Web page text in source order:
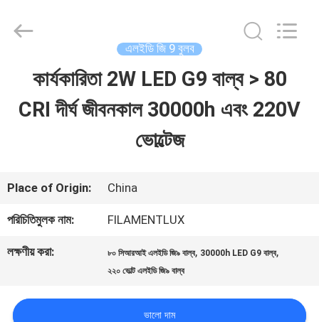
আমাদের
সম্পর্কে
ভ্রমণ
Smart
Technology
এলইডি জি 9 বুলব
কার্যকারিতা 2W LED G9 বাল্ব > 80
CRI দীর্ঘ জীবনকাল 30000h এবং 220V
ভোল্টেজ
Place of Origin: China
পরিচিতিমুলক নাম: FILAMENTLUX
লক্ষণীয় করা: ৮০ সিআরআই এলইডি জি৯ বাল্ব, 30000h LED G9 বাল্ব,
২২০ ভোল্ট এলইডি জি৯ বাল্ব
ভালো দাম